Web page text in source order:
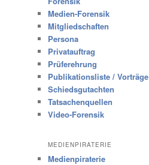
Medien-Forensik
Mitgliedschaften
Persona
Privatauftrag
Prüferehrung
Publikationsliste / Vorträge
Schiedsgutachten
Tatsachenquellen
Video-Forensik
MEDIENPIRATERIE
Medienpiraterie